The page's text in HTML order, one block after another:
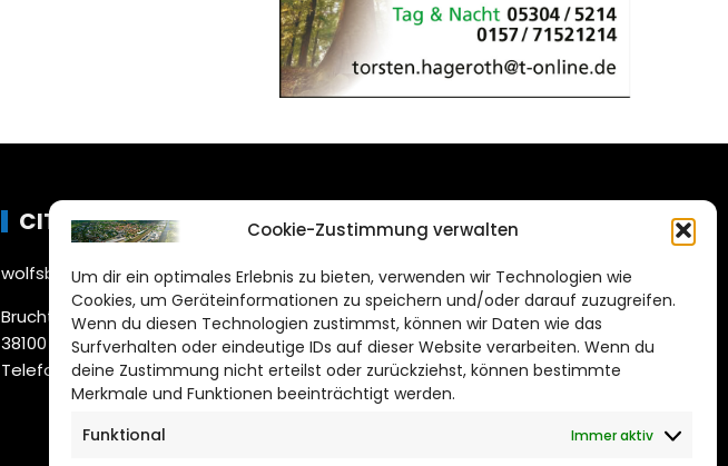
Cookie-Zustimmung verwalten
Um dir ein optimales Erlebnis zu bieten, verwenden wir Technologien wie
Cookies, um Geräteinformationen zu speichern und/oder darauf zuzugreifen.
Wenn du diesen Technologien zustimmst, können wir Daten wie das
Surfverhalten oder eindeutige IDs auf dieser Website verarbeiten. Wenn du
deine Zustimmung nicht erteilst oder zurückziehst, können bestimmte
Merkmale und Funktionen beeinträchtigt werden.
Funktional
Immer aktiv
CITYLIFE!
wolfsburg@citylifemedien.de
Bruchtorwall 12
38100 Braunschweig
Telefon: 0531 387220 – 65
DAS STADTMAGAZIN
FÜR WOLFSBURG
Impressum
Datenschutzerklärung
Cookie Richtlinie
CITYLIFE! BEI FACEBOOK